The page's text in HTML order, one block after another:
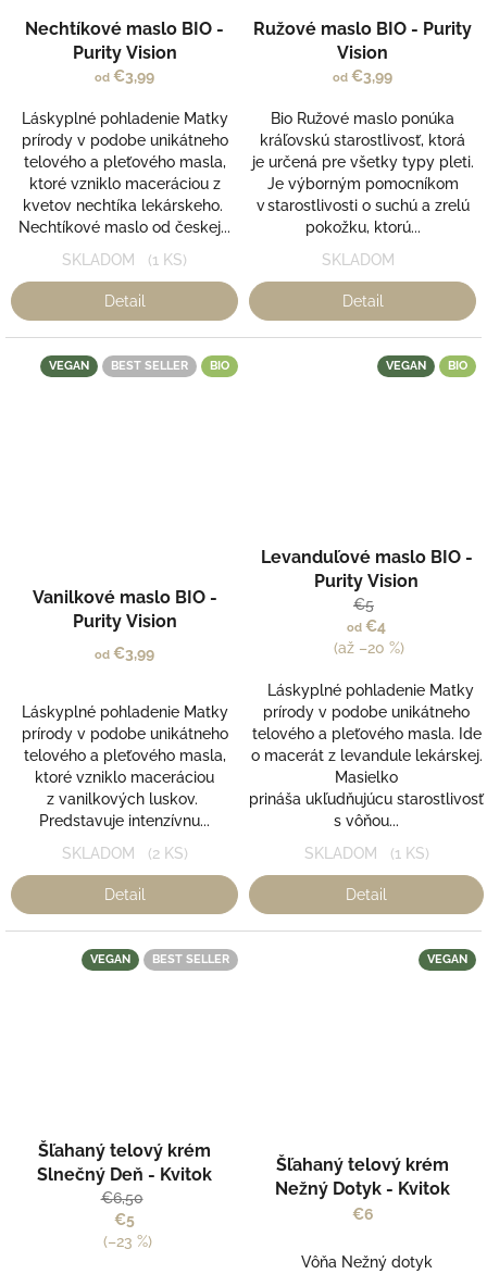
hodnotenie
produktu
je
z
5
hviezdičiek.
Nechtíkové maslo BIO -
Purity Vision
od €3,99
Láskyplné pohladenie Matky
prírody v podobe unikátneho
telového a pleťového masla,
ktoré vzniklo maceráciou z
kvetov nechtíka lekárskeho.
Nechtíkové maslo od českej...
SKLADOM (1 KS)
Detail
hodnotenie
produktu
je
z
5
hviezdičiek.
Ružové maslo BIO - Purity
Vision
od €3,99
Bio Ružové maslo ponúka
kráľovskú starostlivosť, ktorá
je určená pre všetky typy pleti.
Je výborným pomocníkom
v starostlivosti o suchú a zrelú
pokožku, ktorú...
SKLADOM
Detail
VEGAN BEST SELLER BIO
Vanilkové maslo BIO -
Purity Vision
od €3,99
Láskyplné pohladenie Matky
prírody v podobe unikátneho
telového a pleťového masla,
ktoré vzniklo maceráciou
z vanilkových luskov.
Predstavuje intenzívnu...
SKLADOM (2 KS)
Detail
VEGAN BIO
Levanduľové maslo BIO -
Purity Vision
€5
od €4
(až –20 %)
Láskyplné pohladenie Matky
prírody v podobe unikátneho
telového a pleťového masla. Ide
o macerát z levandule lekárskej.
Masielko
prináša ukľudňujúcu starostlivosť
s vôňou...
SKLADOM (1 KS)
Detail
VEGAN BEST SELLER
Šľahaný telový krém
Slnečný Deň - Kvitok
€6,50
€5
(–23 %)
VEGAN
Šľahaný telový krém
Nežný Dotyk - Kvitok
€6
Vôňa Nežný dotyk